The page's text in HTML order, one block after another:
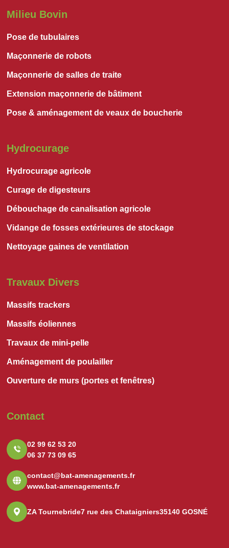
Milieu Bovin
Pose de tubulaires
Maçonnerie de robots
Maçonnerie de salles de traite
Extension maçonnerie de bâtiment
Pose & aménagement de veaux de boucherie
Hydrocurage
Hydrocurage agricole
Curage de digesteurs
Débouchage de canalisation agricole
Vidange de fosses extérieures de stockage
Nettoyage gaines de ventilation
Travaux Divers
Massifs trackers
Massifs éoliennes
Travaux de mini-pelle
Aménagement de poulailler
Ouverture de murs (portes et fenêtres)
Contact
02 99 62 53 20
06 37 73 09 65
contact@bat-amenagements.fr
www.bat-amenagements.fr
ZA Tournebride7 rue des Chataigniers35140 GOSNÉ